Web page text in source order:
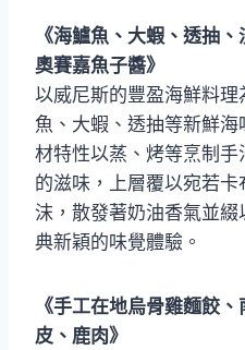
《海鱸魚、大蝦、透抽
奧賽嘉魚子醬》
以威尼斯的豐盈海鮮料
魚、大蝦、透抽等新鮮
材特性以蒸、烤等烹制
的滋味，上層覆以宛若
沫，散發著奶油香氣並
典新穎的味覺體驗。
《手工在地烏骨雞麵餃
皮、鹿肉》